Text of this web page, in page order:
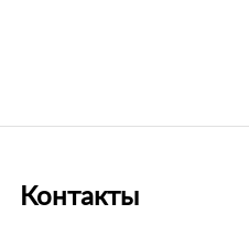
Контакты